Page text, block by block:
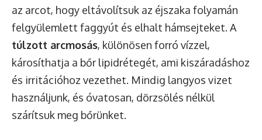
az arcot, hogy eltávolítsuk az éjszaka folyamán
felgyülemlett faggyút és elhalt hámsejteket. A
túlzott arcmosás, különösen forró vízzel,
károsíthatja a bőr lipidrétegét, ami kiszáradáshoz
és irritációhoz vezethet. Mindig langyos vizet
használjunk, és óvatosan, dörzsölés nélkül
szárítsuk meg bőrünket.